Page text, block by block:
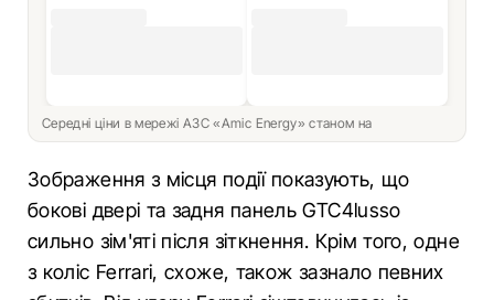
Середні ціни в мережі АЗС «Amic Energy» станом на
Зображення з місця події показують, що
бокові двері та задня панель GTC4lusso
сильно зім'яті після зіткнення. Крім того, одне
з коліс Ferrari, схоже, також зазнало певних